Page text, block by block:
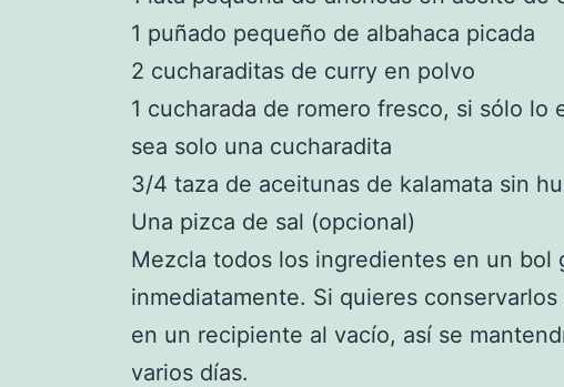
1 puñado pequeño de albahaca picada
2 cucharaditas de curry en polvo
1 cucharada de romero fresco, si sólo lo
sea solo una cucharadita
3/4 taza de aceitunas de kalamata sin
Una pizca de sal (opcional)
Mezcla todos los ingredientes en un bol
inmediatamente. Si quieres
en un recipiente al vacío, así se
varios días.